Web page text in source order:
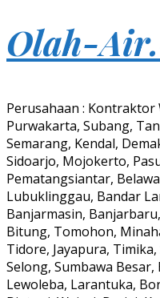
Olah-
Perusahaan : Kontraktor
Purwakarta, Subang,
Semarang, Kendal,
Sidoarjo, Mojokerto,
Pematangsiantar,
Lubuklinggau, Bandar
Banjarmasin,
Bitung, Tomohon,
Tidore, Jayapura,
Selong, Sumbawa
Lewoleba, Larantuka,